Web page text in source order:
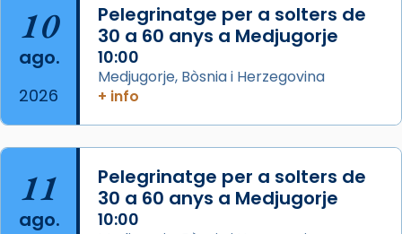
Arquebisbat de Barcelona
2 weeks ago
Memòria de les santes Juliana i
Acompanyant la història de sant Cugat, a
partir de l’Edat Mitjana sorgeix la tradició
que les santes Juliana (“relatiu a Júlia”) i
Semproniana (“relatiu a Semprònia =
10
ago.
2026
Pelegrinatge per a solters de
30 a 60 anys a Medjugorje
10:00
Medjugorje, Bòsnia i Herzegovina
+ info
11
ago.
Pelegrinatge per a solters de
30 a 60 anys a Medjugorje
10:00